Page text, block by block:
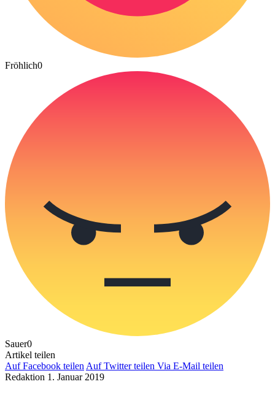
Fröhlich0
Sauer0
Artikel teilen
Auf Facebook teilen Auf Twitter teilen Via E-Mail teilen
Redaktion 1. Januar 2019